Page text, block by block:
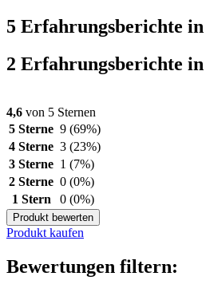
5 Erfahrungsberichte
2 Erfahrungsberichte
4,6 von 5 Sternen
5 Sterne 9 (69%)
4 Sterne 3 (23%)
3 Sterne 1 (7%)
2 Sterne 0 (0%)
1 Stern
0 (0%)
Produkt bewerten
Produkt kaufen
Bewertungen filtern: